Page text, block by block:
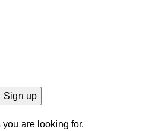
are looking for.